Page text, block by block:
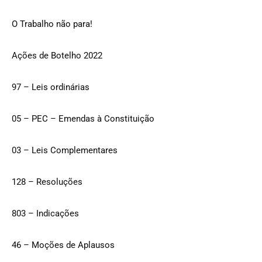
O Trabalho não para!
Ações de Botelho 2022
97 – Leis ordinárias
05 – PEC – Emendas à Constituição
03 – Leis Complementares
128 – Resoluções
803 – Indicações
46 – Moções de Aplausos